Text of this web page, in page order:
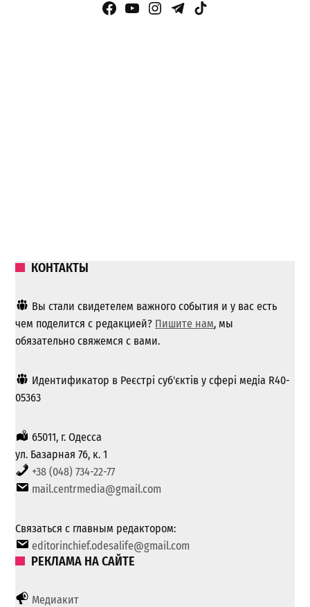
Facebook Page
YouTube
Instagram
Telegram
TikTok
КОНТАКТЫ
Вы стали свидетелем важного события и у вас есть
чем поделится с редакцией? Пишите нам, мы
обязательно свяжемся с вами.
Идентификатор в Реєстрі суб'єктів у сфері медіа R40-
05363
65011, г. Одесса
ул. Базарная 76, к. 1
+38 (048) 734-22-77
mail.centrmedia@gmail.com
Связаться с главным редактором:
editorinchief.odesalife@gmail.com
РЕКЛАМА НА САЙТЕ
Медиакит